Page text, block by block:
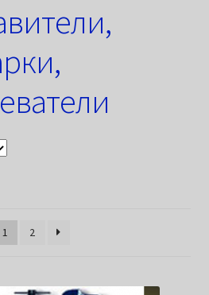
1 2